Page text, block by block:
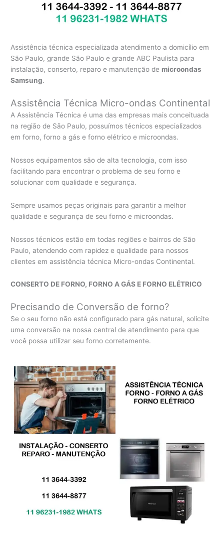
Assistência técnica especializada atendimento a domicílio em
São Paulo, grande São Paulo e grande ABC Paulista para
instalação, conserto, reparo e manutenção de microondas
Samsung.
Assistência Técnica Micro-ondas Continental
A Assistência Técnica é uma das empresas mais conceituada
na região de São Paulo, possuímos técnicos especializados
em forno, forno a gás e forno elétrico e microondas.
Nossos equipamentos são de alta tecnologia, com isso
facilitando para encontrar o problema de seu forno e
solucionar com qualidade e segurança.
Sempre usamos peças originais para garantir a melhor
qualidade e segurança de seu forno e microondas.
Nossos técnicos estão em todas regiões e bairros de São
Paulo, atendendo com rapidez e qualidade para nossos
clientes em assistência técnica Micro-ondas Continental.
CONSERTO DE FORNO, FORNO A GÁS E FORNO ELÉTRICO
Precisando de Conversão de forno?
Se o seu forno não está configurado para gás natural, solicite
uma conversão na nossa central de atendimento para que
você possa utilizar seu forno corretamente.